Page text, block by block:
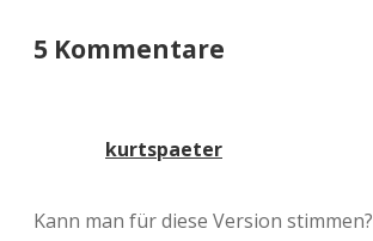
5 Kommentare
kurtspaeter
Kann man für diese Version stimmen?